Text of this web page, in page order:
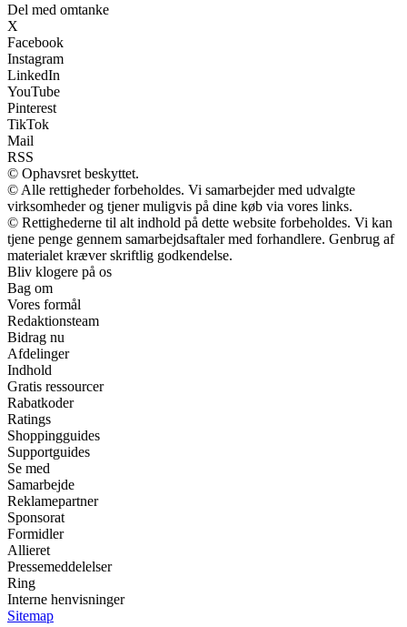
Del med omtanke
X
Facebook
Instagram
LinkedIn
YouTube
Pinterest
TikTok
Mail
RSS
© Ophavsret beskyttet.
© Alle rettigheder forbeholdes. Vi samarbejder med udvalgte
virksomheder og tjener muligvis på dine køb via vores links.
© Rettighederne til alt indhold på dette website forbeholdes. Vi kan
tjene penge gennem samarbejdsaftaler med forhandlere. Genbrug af
materialet kræver skriftlig godkendelse.
Bliv klogere på os
Bag om
Vores formål
Redaktionsteam
Bidrag nu
Afdelinger
Indhold
Gratis ressourcer
Rabatkoder
Ratings
Shoppingguides
Supportguides
Se med
Samarbejde
Reklamepartner
Sponsorat
Formidler
Allieret
Pressemeddelelser
Ring
Interne henvisninger
Sitemap